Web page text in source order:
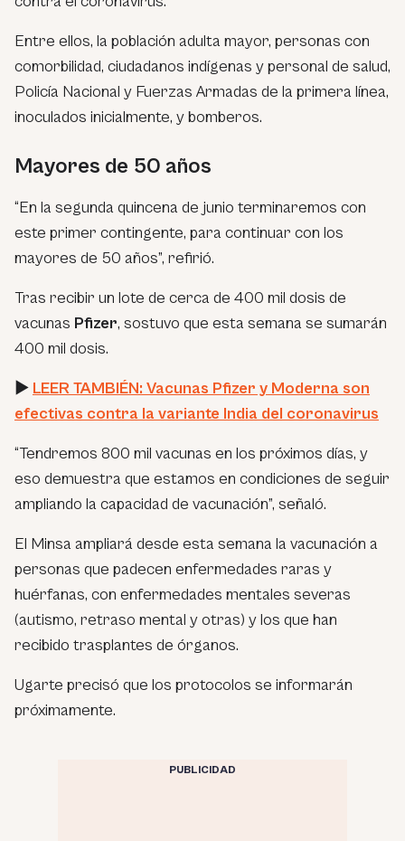
Entre ellos, la población adulta mayor, personas con
comorbilidad, ciudadanos indígenas y personal de salud,
Policía Nacional y Fuerzas Armadas de la primera línea,
inoculados inicialmente, y bomberos.
Mayores de 50 años
“En la segunda quincena de junio terminaremos con
este primer contingente, para continuar con los
mayores de 50 años”, refirió.
Tras recibir un lote de cerca de 400 mil dosis de
vacunas Pfizer, sostuvo que esta semana se sumarán
400 mil dosis.
► LEER TAMBIÉN: Vacunas Pfizer y Moderna son
efectivas contra la variante India del coronavirus
“Tendremos 800 mil vacunas en los próximos días, y
eso demuestra que estamos en condiciones de seguir
ampliando la capacidad de vacunación”, señaló.
El Minsa ampliará desde esta semana la vacunación a
personas que padecen enfermedades raras y
huérfanas, con enfermedades mentales severas
(autismo, retraso mental y otras) y los que han
recibido trasplantes de órganos.
Ugarte precisó que los protocolos se informarán
próximamente.
PUBLICIDAD